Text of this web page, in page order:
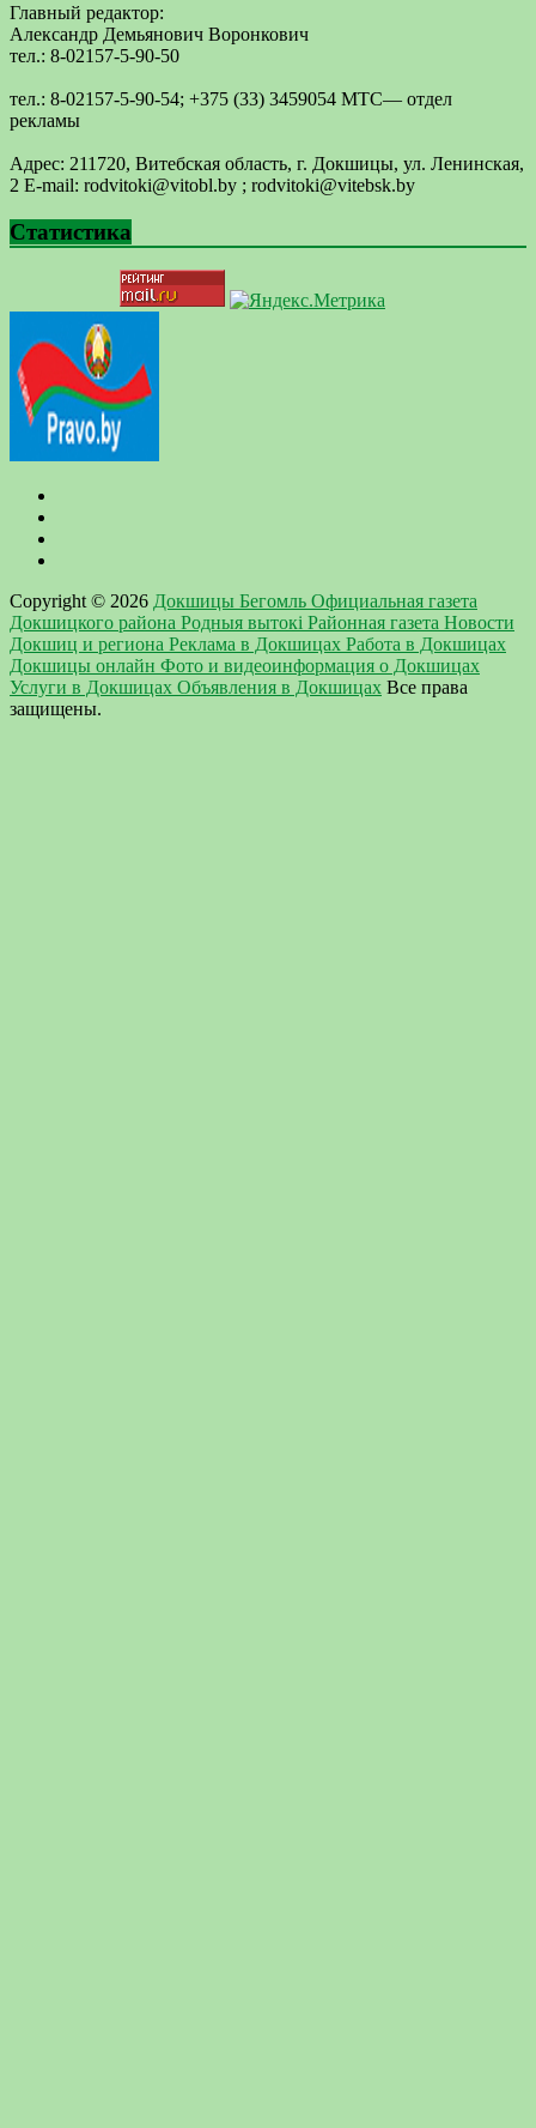
Главный редактор:
Александр Демьянович Воронкович
тел.: 8-02157-5-90-50
тел.: 8-02157-5-90-54; +375 (33) 3459054 МТС— отдел
рекламы
Адрес: 211720, Витебская область, г. Докшицы, ул. Ленинская,
2 E-mail: ​rodvitoki@​​vitobl​.by ; rodvitoki@vitebsk.by
Статистика
Copyright © 2026 Докшицы Бегомль Официальная газета
Докшицкого района Родныя вытокi Районная газета Новости
Докшиц и региона Реклама в Докшицах Работа в Докшицах
Докшицы онлайн Фото и видеоинформация о Докшицах
Услуги в Докшицах Объявления в Докшицах Все права
защищены.